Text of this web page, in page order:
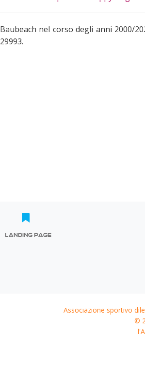
Baubeach nel corso degli anni 2000/
29993.
LANDING PAGE
Associazione sportivo
©